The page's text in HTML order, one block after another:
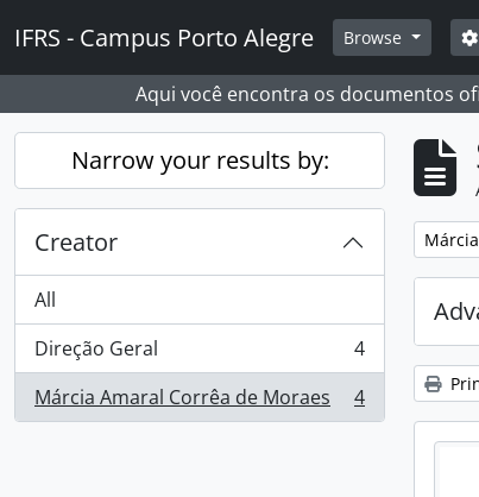
IFRS - Campus Porto Alegre Browse
Aqui você encontra os documentos
Narrow your results by:
Creator
All
Direção Geral
, 4 results
4
Márcia Amaral Corrêa de Moraes
, 4 results 4